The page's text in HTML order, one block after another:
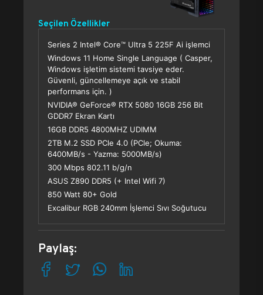
Seçilen Özellikler
Series 2 Intel® Core™ Ultra 5 225F Ai işlemci
Windows 11 Home Single Language ( Casper,
Windows işletim sistemi tavsiye eder.
Güvenli, güncellemeye açık ve stabil
performans için. )
NVIDIA® GeForce® RTX 5080 16GB 256 Bit
GDDR7 Ekran Kartı
16GB DDR5 4800MHZ UDIMM
2TB M.2 SSD PCle 4.0 (PCle; Okuma:
6400MB/s - Yazma: 5000MB/s)
300 Mbps 802.11 b/g/n
ASUS Z890 DDR5 (+ Intel Wifi 7)
850 Watt 80+ Gold
Excalibur RGB 240mm İşlemci Sıvı Soğutucu
Paylaş: